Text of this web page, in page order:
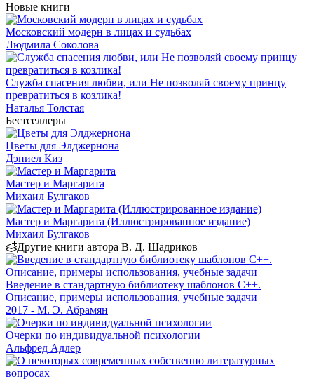
Новые книги
Московский модерн в лицах и судьбах
Людмила Соколова
Служба спасения любви, или Не позволяй своему принцу
превратиться в козлика!
Наталья Толстая
Бестселлеры
Цветы для Элджернона
Дэниел Киз
Мастер и Маргарита
Михаил Булгаков
Мастер и Маргарита (Иллюстрированное издание)
Михаил Булгаков
Другие книги автора В. Д. Шадриков
Введение в стандартную библиотеку шаблонов C++.
Описание, примеры использования, учебные задачи
2017 - М. Э. Абрамян
Очерки по индивидуальной психологии
Альфред Адлер